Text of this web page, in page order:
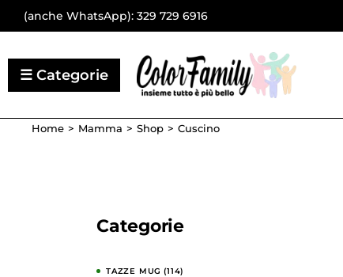
(anche WhatsApp): 329 729 6916
Home Mamma Shop Cuscino
Categorie
TAZZE MUG (114)